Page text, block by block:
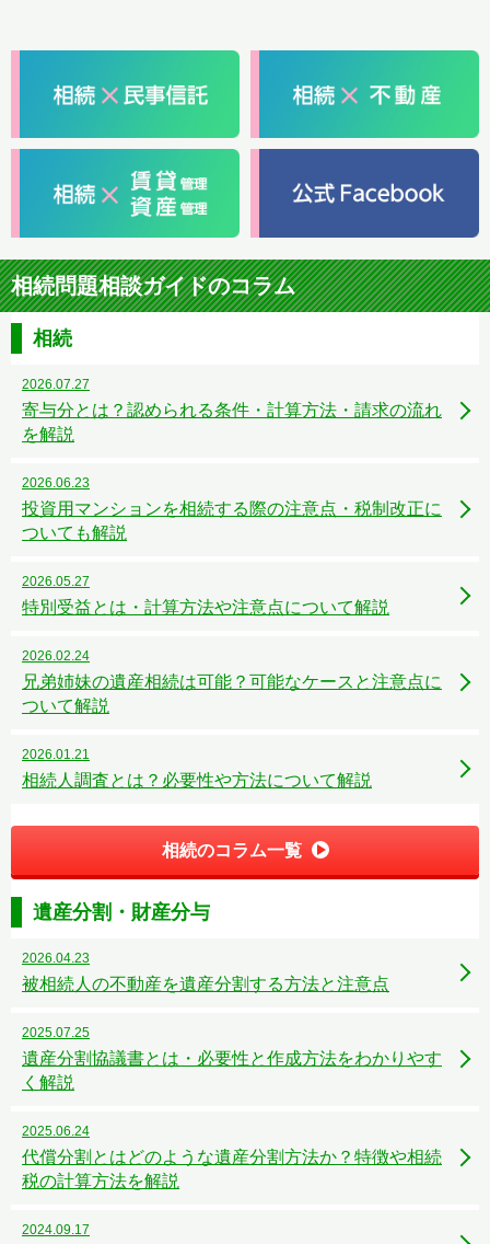
相続問題相談ガイドのコラム
相続
2026.07.27
寄与分とは？認められる条件・計算方法・請求の流れ
を解説
2026.06.23
投資用マンションを相続する際の注意点・税制改正に
ついても解説
2026.05.27
特別受益とは・計算方法や注意点について解説
2026.02.24
兄弟姉妹の遺産相続は可能？可能なケースと注意点に
ついて解説
2026.01.21
相続人調査とは？必要性や方法について解説
相続のコラム一覧
遺産分割・財産分与
2026.04.23
被相続人の不動産を遺産分割する方法と注意点
2025.07.25
遺産分割協議書とは・必要性と作成方法をわかりやす
く解説
2025.06.24
代償分割とはどのような遺産分割方法か？特徴や相続
税の計算方法を解説
2024.09.17